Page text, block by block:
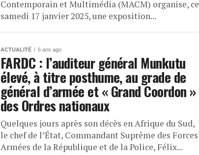
Contemporain et Multimédia (MACM) organise, ce
samedi 17 janvier 2025, une exposition...
ACTUALITÉ 6 ans ago
FARDC : l’auditeur général Munkutu
élevé, à titre posthume, au grade de
général d’armée et « Grand Coordon »
des Ordres nationaux
Quelques jours après son décès en Afrique du Sud,
le chef de l’État, Commandant Suprême des Forces
Armées de la République et de la Police, Félix...